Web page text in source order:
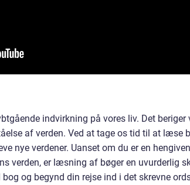
indvirkning på vores liv. Det beriger
af verden. Ved at tage os tid til at læse
nye verdener. Uanset om du er en
verden, er læsning af bøger en uvurderlig
og begynd din rejse ind i det skrevne